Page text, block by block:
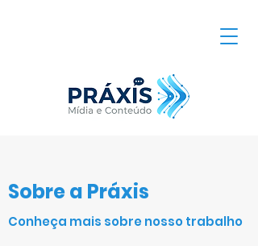
Sobre a Práxis
Conheça mais sobre nosso trabalho